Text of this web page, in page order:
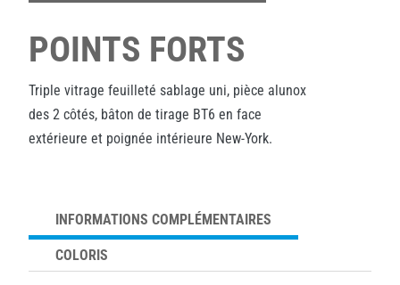
POINTS FORTS
Triple vitrage feuilleté sablage uni, pièce alunox
des 2 côtés, bâton de tirage BT6 en face
extérieure et poignée intérieure New-York.
INFORMATIONS COMPLÉMENTAIRES
COLORIS